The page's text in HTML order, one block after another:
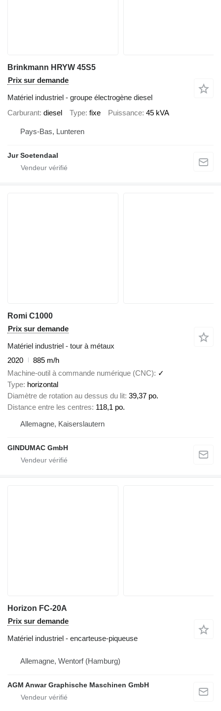
Brinkmann HRYW 45S5
Prix sur demande
Matériel industriel - groupe électrogène diesel
Carburant diesel Type fixe Puissance 45 kVA
Pays-Bas, Lunteren
Jur Soetendaal
Romi C1000
Prix sur demande
Matériel industriel - tour à métaux
2020
885 m/h
Machine-outil à commande numérique (CNC)
✓
Type horizontal
Diamètre de rotation au dessus du lit 39,37 po.
Distance entre les centres 118,1 po.
Allemagne, Kaiserslautern
GINDUMAC GmbH
Horizon FC-20A
Prix sur demande
Matériel industriel - encarteuse-piqueuse
Allemagne, Wentorf (Hamburg)
AGM Anwar Graphische Maschinen GmbH